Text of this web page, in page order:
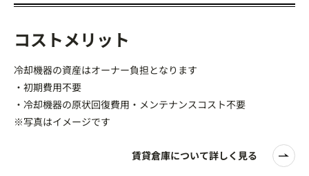
コストメリット
冷却機器の資産はオーナー負担となります
・初期費用不要
・冷却機器の原状回復費用・メンテナンスコスト不要
※写真はイメージです
賃貸倉庫について詳しく見る